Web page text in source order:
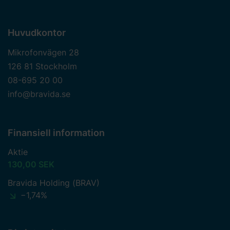
Huvudkontor
Mikrofonvägen 28
126 81 Stockholm
08-695 20 00
info@bravida.se
Finansiell information
Aktie
130,00 SEK
Bravida Holding (BRAV)
−1,74%